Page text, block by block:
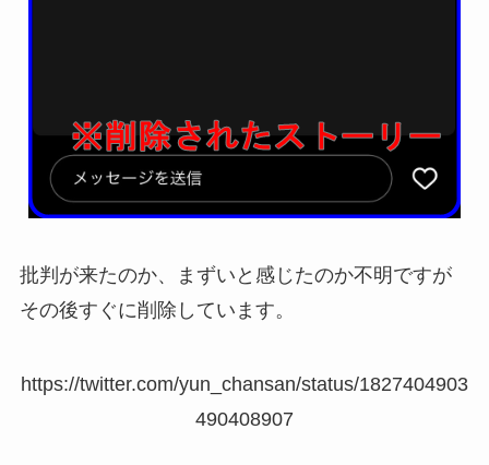
批判が来たのか、まずいと感じたのか不明ですが
その後すぐに削除しています。
https://twitter.com/yun_chansan/status/1827404903
490408907